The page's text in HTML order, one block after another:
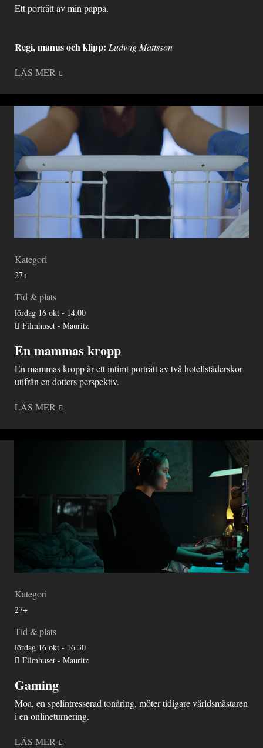
Ett porträtt av min pappa.
Regi, manus ochklipp: Ludwig Mattsson
LÄS MER
Kategori
27+
Tid & plats
lördag 16 okt - 14.00
Filmhuset - Mauritz
En mammas kropp
En mammas kropp är ett intimt porträtt av två hotellstäderskor
utifrån en dotters perspektiv.
LÄS MER
Kategori
27+
Tid & plats
lördag 16 okt - 16.30
Filmhuset - Mauritz
Gaming
Moa, en spelintresserad tonåring, möter tidigare världsmästaren
i en onlineturnering.
LÄS MER